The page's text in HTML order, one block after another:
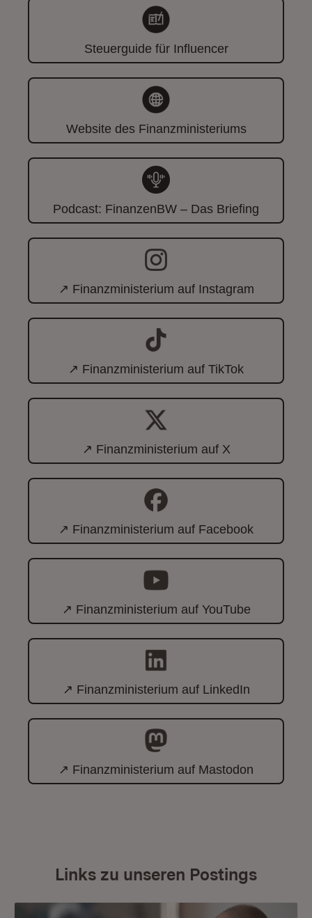
Steuerguide für Influencer
Website des Finanzministeriums
Podcast: FinanzenBW – Das Briefing
↗ Finanzministerium auf Instagram
↗ Finanzministerium auf TikTok
↗ Finanzministerium auf X
↗ Finanzministerium auf Facebook
↗ Finanzministerium auf YouTube
↗ Finanzministerium auf LinkedIn
↗ Finanzministerium auf Mastodon
Links zu unseren Postings